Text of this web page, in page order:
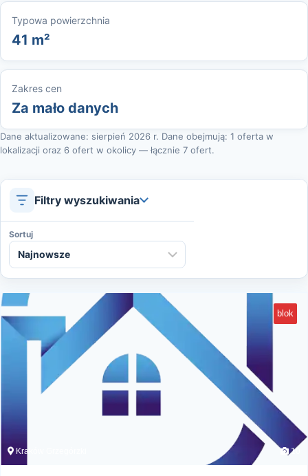
Typowa powierzchnia
41 m²
Zakres cen
Za mało danych
Dane aktualizowane: sierpień 2026 r. Dane obejmują: 1 oferta w
lokalizacji oraz 6 ofert w okolicy — łącznie 7 ofert.
Filtry wyszukiwania
Sortuj
blok
Kraków Grzegórzki 10